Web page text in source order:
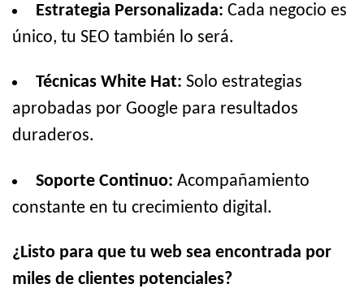
Estrategia Personalizada: Cada negocio es
único, tu SEO también lo será.
Técnicas White Hat: Solo estrategias
aprobadas por Google para resultados
duraderos.
Soporte Continuo: Acompañamiento
constante en tu crecimiento digital.
¿Listo para que tu web sea encontrada por
miles de clientes potenciales?